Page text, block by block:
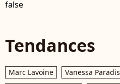
false
Tendances
Marc Lavoine Vanessa Paradis